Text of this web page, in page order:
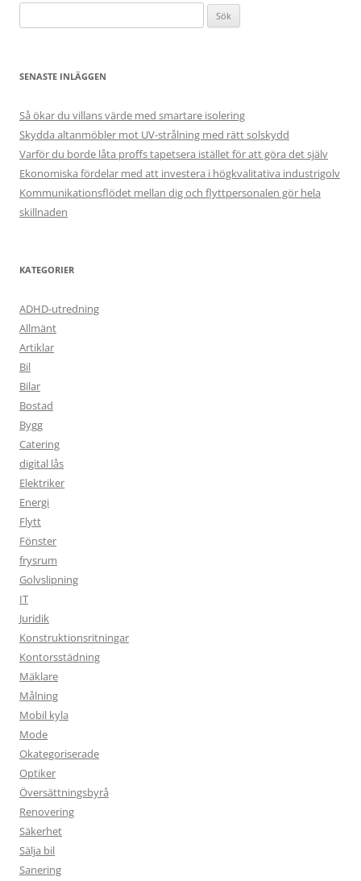
efter:
SENASTE INLÄGGEN
Så ökar du villans värde med smartare isolering
Skydda altanmöbler mot UV-strålning med rätt solskydd
Varför du borde låta proffs tapetsera istället för att göra det själv
Ekonomiska fördelar med att investera i högkvalitativa industrigolv
Kommunikationsflödet mellan dig och flyttpersonalen gör hela
skillnaden
KATEGORIER
ADHD-utredning
Allmänt
Artiklar
Bil
Bilar
Bostad
Bygg
Catering
digital lås
Elektriker
Energi
Flytt
Fönster
frysrum
Golvslipning
IT
Juridik
Konstruktionsritningar
Kontorsstädning
Mäklare
Målning
Mobil kyla
Mode
Okategoriserade
Optiker
Översättningsbyrå
Renovering
Säkerhet
Sälja bil
Sanering